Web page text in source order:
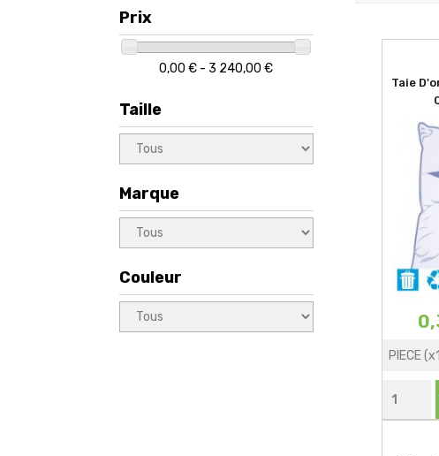
Prix
0,00 € - 3 240,00 €
Taille
Marque
Couleur
Taie